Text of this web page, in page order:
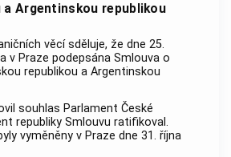
a Argentinskou republikou
věcí sděluje, že dne 25.
v Praze podepsána Smlouva o
republikou a Argentinskou
souhlas Parlament České
republiky Smlouvu ratifikoval.
vyměněny v Praze dne 31. října